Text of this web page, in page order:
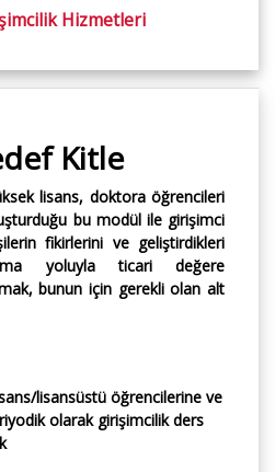
Hizmetleri
Kitle
lisans, doktora öğrencileri
bu modül ile girişimci
fikirlerini ve geliştirdikleri
yoluyla ticari değere
bunun için gerekli olan alt
lisansüstü öğrencilerine ve
olarak girişimcilik ders